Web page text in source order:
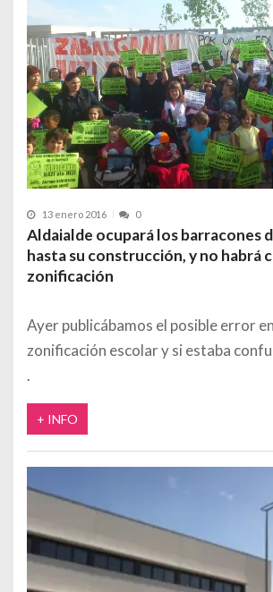
13 enero 2016 0
Aldaialde ocupará los barracones
hasta su construcción, y no habrá
zonificación
Ayer publicábamos el posible error
zonificación escolar y si estaba
+ INFO